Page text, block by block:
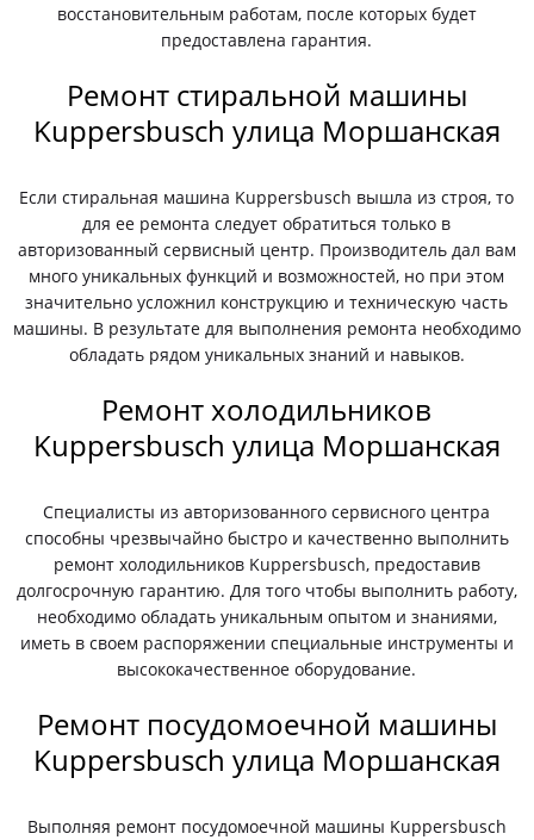
восстановительным работам, после которых будет
предоставлена гарантия.
Ремонт стиральной машины
Kuppersbusch улица Моршанская
Если стиральная машина Kuppersbusch вышла из строя, то
для ее ремонта следует обратиться только в
авторизованный сервисный центр. Производитель дал вам
много уникальных функций и возможностей, но при этом
значительно усложнил конструкцию и техническую часть
машины. В результате для выполнения ремонта необходимо
обладать рядом уникальных знаний и навыков.
Ремонт холодильников
Kuppersbusch улица Моршанская
Специалисты из авторизованного сервисного центра
способны чрезвычайно быстро и качественно выполнить
ремонт холодильников Kuppersbusch, предоставив
долгосрочную гарантию. Для того чтобы выполнить работу,
необходимо обладать уникальным опытом и знаниями,
иметь в своем распоряжении специальные инструменты и
высококачественное оборудование.
Ремонт посудомоечной машины
Kuppersbusch улица Моршанская
Выполняя ремонт посудомоечной машины Kuppersbusch